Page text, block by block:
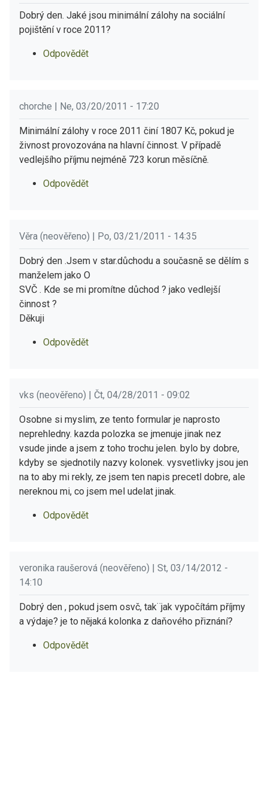
Dobrý den. Jaké jsou minimální zálohy na sociální
pojištění v roce 2011?
Odpovědět
chorche | Ne, 03/20/2011 - 17:20
Minimální zálohy v roce 2011 činí 1807 Kč, pokud je
živnost provozována na hlavní činnost. V případě
vedlejšího příjmu nejméně 723 korun měsíčně.
Odpovědět
Věra (neověřeno) | Po, 03/21/2011 - 14:35
Dobrý den .Jsem v star.důchodu a současně se dělím s
manželem jako O
SVČ . Kde se mi promítne důchod ? jako vedlejší
činnost ?
Děkuji
Odpovědět
vks (neověřeno) | Čt, 04/28/2011 - 09:02
Osobne si myslim, ze tento formular je naprosto
neprehledny. kazda polozka se jmenuje jinak nez
vsude jinde a jsem z toho trochu jelen. bylo by dobre,
kdyby se sjednotily nazvy kolonek. vysvetlivky jsou jen
na to aby mi rekly, ze jsem ten napis precetl dobre, ale
nereknou mi, co jsem mel udelat jinak.
Odpovědět
veronika raušerová (neověřeno) | St, 03/14/2012 -
14:10
Dobrý den , pokud jsem osvč, tak¨jak vypočítám příjmy
a výdaje? je to nějaká kolonka z daňového přiznání?
Odpovědět